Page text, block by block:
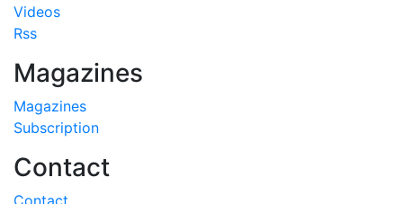
Rss
Magazines
Subscription
Contact
Contact